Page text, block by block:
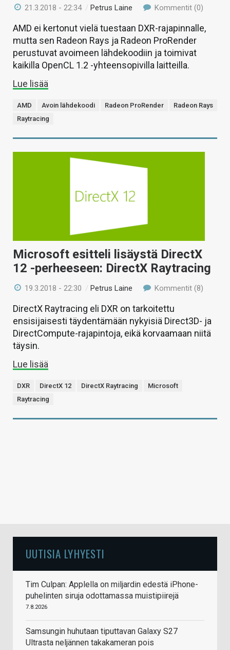
21.3.2018 - 22:34 /Petrus Laine Kommentit (0)
AMD ei kertonut vielä tuestaan DXR-rajapinnalle,
mutta sen Radeon Rays ja Radeon ProRender
perustuvat avoimeen lähdekoodiin ja toimivat
kaikilla OpenCL 1.2 -yhteensopivilla laitteilla.
Lue lisää
AMD Avoin lähdekoodi Radeon ProRender
Radeon Rays
Raytracing
Microsoft esitteli lisäystä DirectX
12 -perheeseen: DirectX Raytracing
19.3.2018 - 22:30 /Petrus Laine Kommentit (8)
DirectX Raytracing eli DXR on tarkoitettu
ensisijaisesti täydentämään nykyisiä Direct3D- ja
DirectCompute-rajapintoja, eikä korvaamaan niitä
täysin.
Lue lisää
DXR DirectX 12 DirectX Raytracing
Microsoft
Raytracing
UUTISIA LYHYESTI
Tim Culpan: Applella on miljardin edestä iPhone-
puhelinten siruja odottamassa muistipiirejä
7.8.2026
Samsungin huhutaan tiputtavan Galaxy S27
Ultrasta neljännen takakameran pois